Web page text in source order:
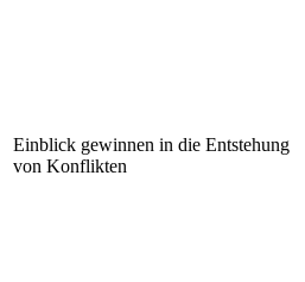
Einblick gewinnen in die Entstehung
von Konflikten